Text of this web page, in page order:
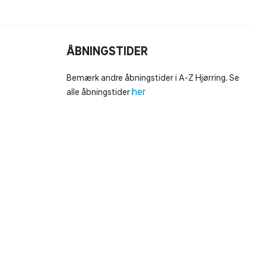
ÅBNINGSTIDER
Bemærk andre åbningstider i A-Z Hjørring. Se
alle åbningstiderher